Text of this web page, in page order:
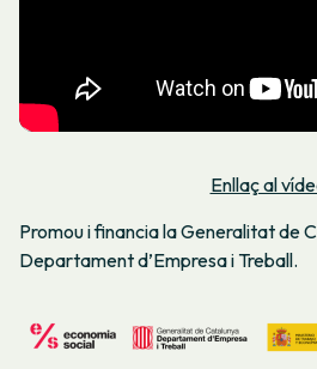
Enllaç al
Promou i financia la Generalitat de
Departament d’Empresa i Treball.